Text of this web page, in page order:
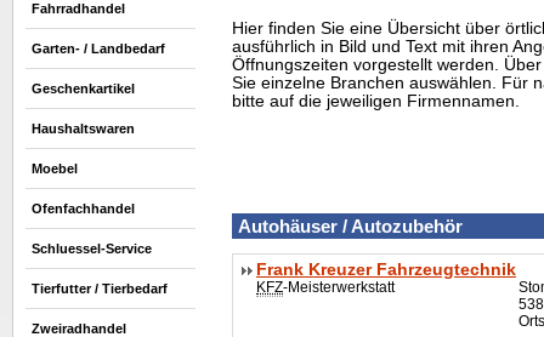
Fahrradhandel
Garten- / Landbedarf
Geschenkartikel
Haushaltswaren
Moebel
Ofenfachhandel
Schluessel-Service
Tierfutter / Tierbedarf
Zweiradhandel
Hier finden Sie eine Übersicht über
ausführlich in Bild und Text mit ihren
Öffnungszeiten vorgestellt werden.
Sie einzelne Branchen auswählen. Für
bitte auf die jeweiligen Firmennamen.
Autohäuser / Autozubehör
Frank Kreuzer Fahrzeugtechnik
KFZ-Meisterwerkstatt